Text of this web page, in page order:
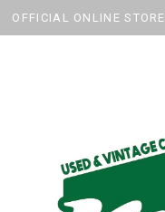
OFFICIAL ONLINE STORE